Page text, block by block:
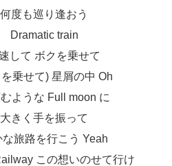
何度も巡り逢おう
Dramatic train
して ボクを乗せて
乗せて) 星屑の中 Oh
ような Full moon に
大きく手を振って
な旅路を行こう Yeah
この想いのせて行け